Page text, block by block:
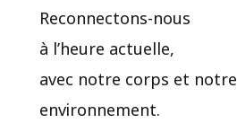
Reconnectons-nous
à l’heure actuelle,
avec notre corps et notre
environnement.